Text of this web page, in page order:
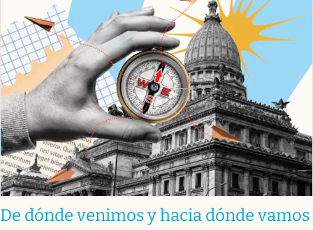
De dónde venimos y hacia dónde vamos